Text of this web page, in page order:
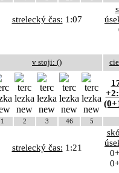
strelecký čas: 1:07
v stoji: ()
1 2 3 46 5
strelecký čas: 1:21